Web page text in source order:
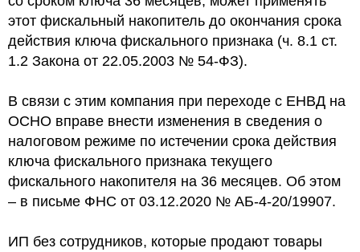
этот фискальный накопитель до окончания срока
действия ключа фискального признака (ч. 8.1 ст.
1.2 Закона от 22.05.2003 № 54-ФЗ).
В связи с этим компания при переходе с ЕНВД на
ОСНО вправе внести изменения в сведения о
налоговом режиме по истечении срока действия
ключа фискального признака текущего
фискального накопителя на 36 месяцев. Об этом
– в письме ФНС от 03.12.2020 № АБ-4-20/19907.
ИП без сотрудников, которые продают товары